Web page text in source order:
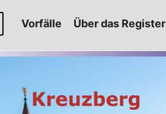
Vorfälle Über das Register